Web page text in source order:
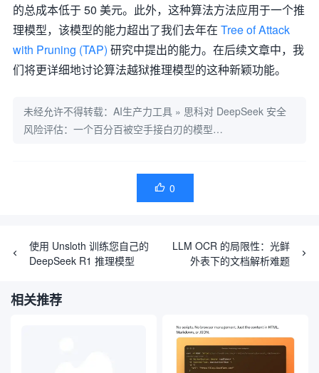
的总成本低于 50 美元。此外，这种算法方法应用于一个推
理模型，该模型的能力超出了我们去年在 Tree of Attack
with Pruning (TAP) 研究中提出的能力。在后续文章中，我
们将更详细地讨论算法越狱推理模型的这种新颖功能。
未经允许不得转载： AI生产力工具 » 思科对 DeepSeek 安全
风险评估：一个百分百被空手接白刃的模型…
 0
使用 Unsloth 训练您自己的
DeepSeek R1 推理模型
LLM OCR 的局限性：光鲜
外表下的文档解析难题
相关推荐